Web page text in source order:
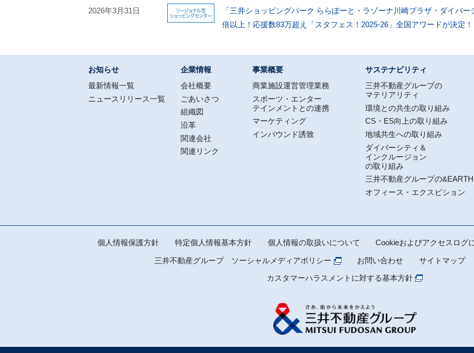
2026年3月31日
「三井ショッピングパーク ららぽーと・ラゾーナ川崎プラザ・ダイバ
倍以上！応援数83万超え「スタフェス！2025-26」全国アワードが決定！
お知らせ
最新情報一覧
ニュースリリース一覧
企業情報
会社概要
ごあいさつ
組織図
沿革
関連会社
関連リンク
事業概要
商業施設運営管理業務
スポーツ・エンター
テインメントとの連携
マーケティング
インバウンド誘致
サステナビリティ
三井不動産グループの
マテリアリティ
環境との共生の取り組み
CS・ES向上の取り組み
地域共生への取り組み
ダイバーシティ＆
インクルージョン
の取り組み
三井不動産グループの&EARTH
オフィース・エクスビション
個人情報保護方針 特定個人情報基本方針 個人情報の取扱いについて Cookieおよびアクセスログ
三井不動産グループ ソーシャルメディアポリシー お問い合わせ サイトマップ
カスタマーハラスメントに対する基本方針